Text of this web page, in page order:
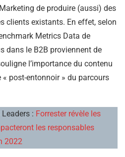
de produire (aussi) des
clients existants. En effet, selon
Metrics Data de
dans le B2B proviennent de
l’importance du contenu
« post-entonnoir » du parcours
: Forrester révèle les
les responsables
2022